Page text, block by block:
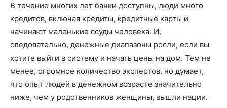
В течение многих лет банки доступны, люди много
кредитов, включая кредиты, кредитные карты и
начинают маленькие ссуды человека. И,
следовательно, денежные диапазоны росли, если вы
хотите выйти в систему и начать цены на дом. Тем не
менее, огромное количество экспертов, но думает,
что опыт людей в денежном возрасте значительно
ниже, чем у родственников женщины, вышли нации.